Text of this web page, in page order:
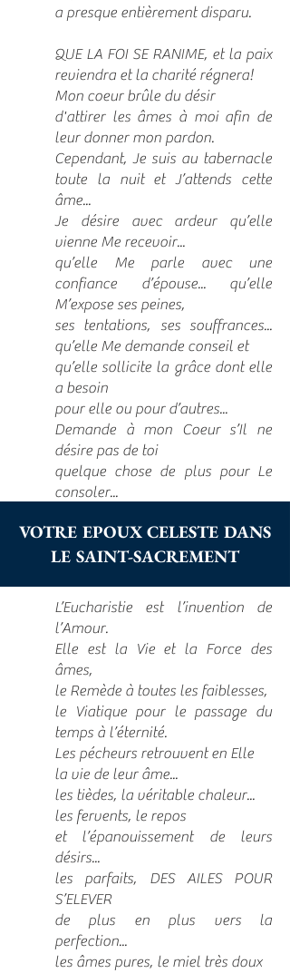
a presque entièrement disparu.
QUE LA FOI SE RANIME, et la paix
reviendra et la charité régnera!
Mon coeur brûle du désir
d'attirer les âmes à moi afin de
leur donner mon pardon.
Cependant, Je suis au tabernacle
toute la nuit et J’attends cette
âme...
Je désire avec ardeur qu’elle
vienne Me recevoir...
qu’elle Me parle avec une
confiance d’épouse... qu’elle
M’expose ses peines,
ses tentations, ses souffrances...
qu’elle Me demande conseil et
qu’elle sollicite la grâce dont elle
a besoin
pour elle ou pour d’autres...
Demande à mon Coeur s’Il ne
désire pas de toi
quelque chose de plus pour Le
consoler...
VOTRE EPOUX CELESTE DANS
LE SAINT-SACREMENT
L’Eucharistie est l’invention de
l’Amour.
Elle est la Vie et la Force des
âmes,
le Remède à toutes les faiblesses,
le Viatique pour le passage du
temps à l’éternité.
Les pécheurs retrouvent en Elle
la vie de leur âme...
les tièdes, la véritable chaleur...
les fervents, le repos
et l’épanouissement de leurs
désirs...
les parfaits, DES AILES POUR
S’ELEVER
de plus en plus vers la
perfection...
les âmes pures, le miel très doux